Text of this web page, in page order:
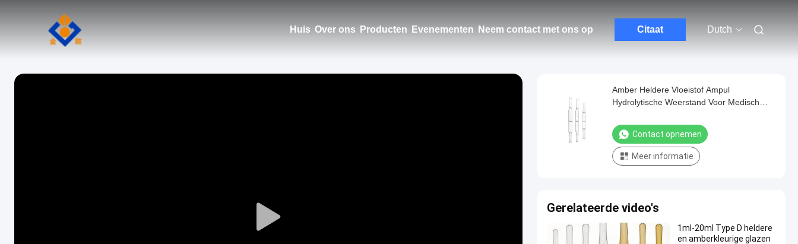
Huis Over ons Producten Evenementen Neem contact met ons op Citaat Dutch
Play
Amber Heldere Vloeistof Ampul
Hydrolytische Weerstand Voor Medisch
Contact opnemen
Meer informatie
Gerelateerde video's
1ml-20ml Type D heldere
en amberkleurige glazen